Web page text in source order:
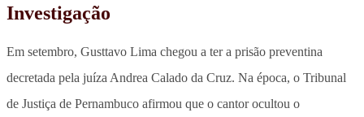
Investigação
Em setembro, Gusttavo Lima chegou a ter a prisão preventina
decretada pela juíza Andrea Calado da Cruz. Na época, o Tribunal
de Justiça de Pernambuco afirmou que o cantor ocultou o